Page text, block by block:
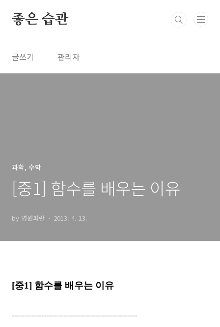
좋은 습관
글쓰기 관리자
과학, 수학
[중1] 함수를 배우는 이유
by 영원파란 2013. 4. 13.
[중1] 함수를 배우는 이유
---------------------------------------------------